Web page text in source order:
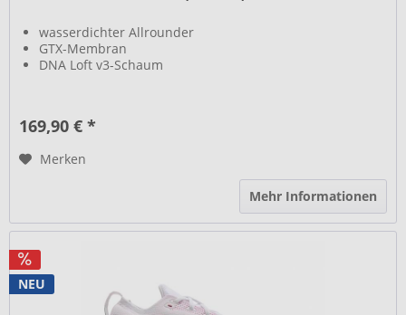
wasserdichter Allrounder
GTX-Membran
DNA Loft v3-Schaum
169,90 € *
Merken
Mehr Informationen
NEU